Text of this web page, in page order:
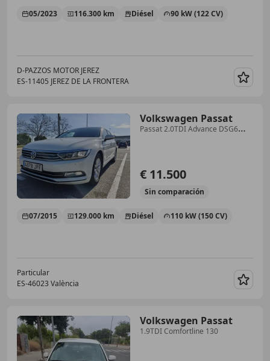
05/2023 116.300 km Diésel 90 kW (122 CV)
D-PAZZOS MOTOR JEREZ
ES-11405 JEREZ DE LA FRONTERA
Volkswagen Passat
Passat 2.0TDI Advance DSG6
€ 11.500
Sin comparación
07/2015 129.000 km Diésel 110 kW (150 CV)
Particular
ES-46023 València
Volkswagen Passat
1.9TDI Comfortline 130